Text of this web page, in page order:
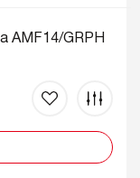
AMF14/GRPH